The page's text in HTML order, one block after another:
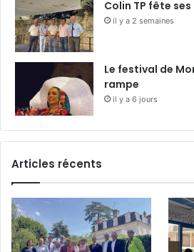
Colin TP fête ses
il y a 2 semaines
Le festival de
rampe
il y a 6 jours
Articles récents